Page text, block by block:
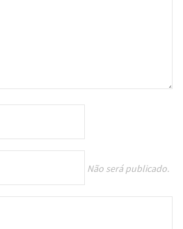
Não será publicado.